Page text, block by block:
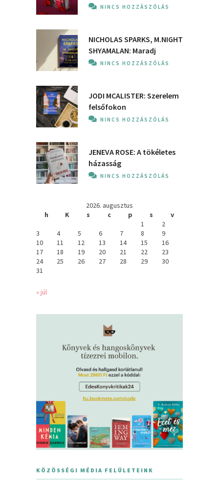
NINCS HOZZÁSZÓLÁS
NICHOLAS SPARKS, M.NIGHT
SHYAMALAN: Maradj
NINCS HOZZÁSZÓLÁS
JODI MCALISTER: Szerelem
felsőfokon
NINCS HOZZÁSZÓLÁS
JENEVA ROSE: A ​tökéletes
házasság
NINCS HOZZÁSZÓLÁS
2026. augusztus
h
K s c p s
v
1
2
3
4 5 6 7 8
9
10
11 12 13 14 15
16
17
18 19 20 21 22
23
24
25 26 27 28 29
30
31
« júl
KÖZÖSSÉGI MÉDIA FELÜLETEINK